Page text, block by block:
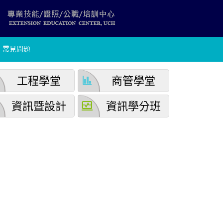
常見問題
工程學堂 finance 商管學堂
資訊暨設計 browse_activity 資訊學分班